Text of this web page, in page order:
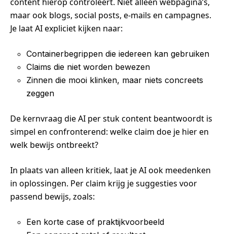
maar ook blogs, social posts, e-mails en campagnes.
Je laat AI expliciet kijken naar:
Containerbegrippen die iedereen kan gebruiken
Claims die niet worden bewezen
Zinnen die mooi klinken, maar niets concreets
zeggen
De kernvraag die AI per stuk content beantwoordt is
simpel en confronterend: welke claim doe je hier en
welk bewijs ontbreekt?
In plaats van alleen kritiek, laat je AI ook meedenken
in oplossingen. Per claim krijg je suggesties voor
passend bewijs, zoals:
Een korte case of praktijkvoorbeeld